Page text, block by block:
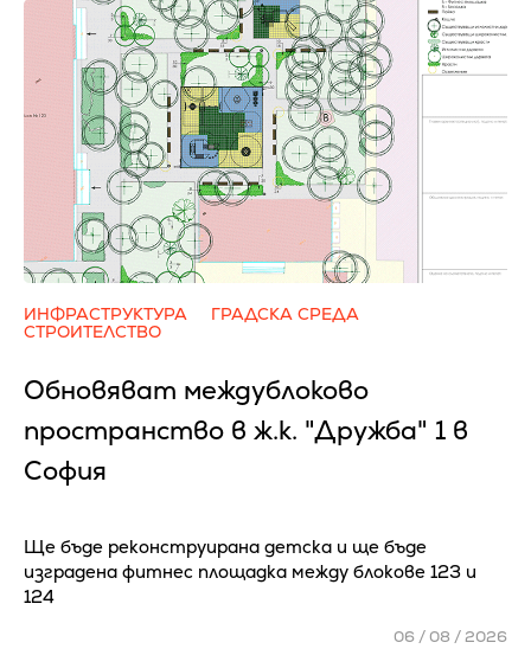
ИНФРАСТРУКТУРА
ГРАДСКА СРЕДА
СТРОИТЕЛСТВО
Обновяват междублоково
пространство в ж.к. "Дружба" 1 в
София
Ще бъде реконструирана детска и ще бъде
изградена фитнес площадка между блокове 123 и
124
06 / 08 / 2026